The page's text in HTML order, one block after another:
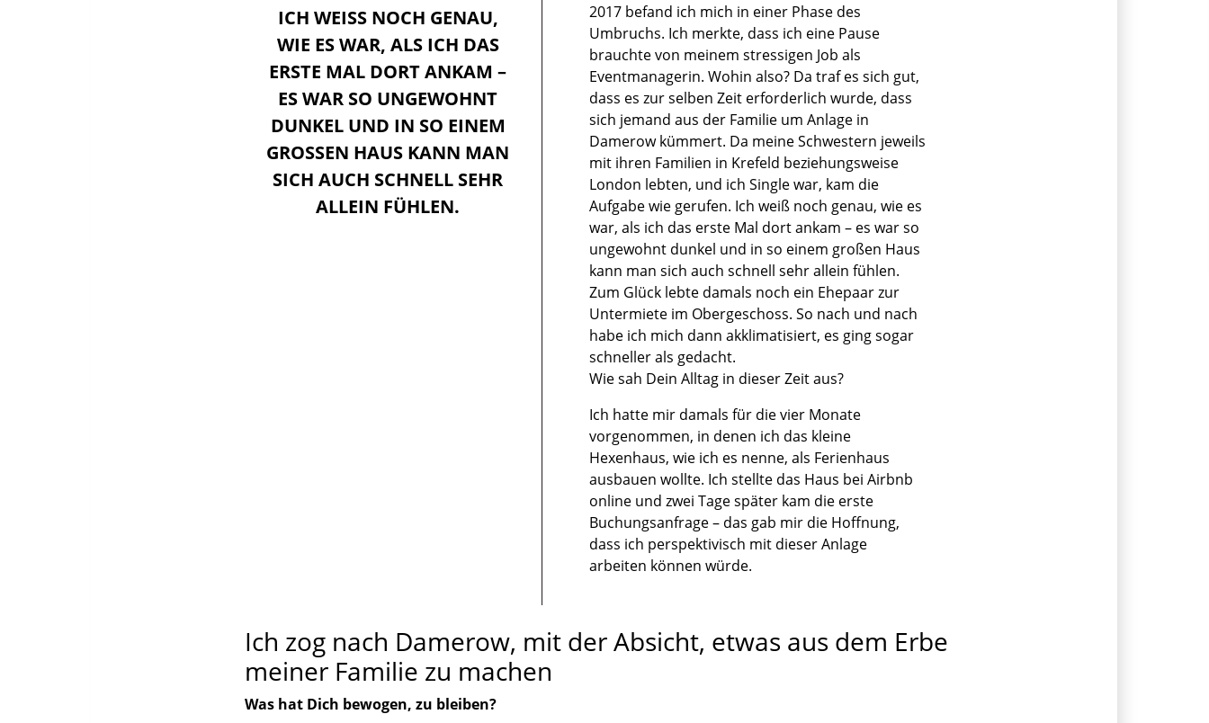
ICH WEISS NOCH GENAU, W
IE ES WAR, ALS ICH DAS E
RSTE MAL DORT ANKAM – E
S WAR SO UNGEWOHNT D
UNKEL UND IN SO EINEM G
ROSSEN HAUS KANN MAN SI
CH AUCH SCHNELL SEHR AL
LEIN FÜHLEN.
2017 befand ich mich in einer Phase des
Umbruchs. Ich merkte, dass ich eine Pause
brauchte von meinem stressigen Job als
Eventmanagerin. Wohin also? Da traf es sich gut,
dass es zur selben Zeit erforderlich wurde, dass
sich jemand aus der Familie um Anlage in
Damerow kümmert. Da meine Schwestern jeweils
mit ihren Familien in Krefeld beziehungsweise
London lebten, und ich Single war, kam die
Aufgabe wie gerufen. Ich weiß noch genau, wie es
war, als ich das erste Mal dort ankam – es war so
ungewohnt dunkel und in so einem großen Haus
kann man sich auch schnell sehr allein fühlen.
Zum Glück lebte damals noch ein Ehepaar zur
Untermiete im Obergeschoss. So nach und nach
habe ich mich dann akklimatisiert, es ging sogar
schneller als gedacht.
Wie sah Dein Alltag in dieser Zeit aus?
Ich hatte mir damals für die vier Monate
vorgenommen, in denen ich das kleine
Hexenhaus, wie ich es nenne, als Ferienhaus
ausbauen wollte. Ich stellte das Haus bei Airbnb
online und zwei Tage später kam die erste
Buchungsanfrage – das gab mir die Hoffnung,
dass ich perspektivisch mit dieser Anlage
arbeiten können würde.
Ich zog nach Damerow, mit der Absicht, etwas aus dem Erbe
meiner Familie zu machen
Was hat Dich bewogen, zu bleiben?